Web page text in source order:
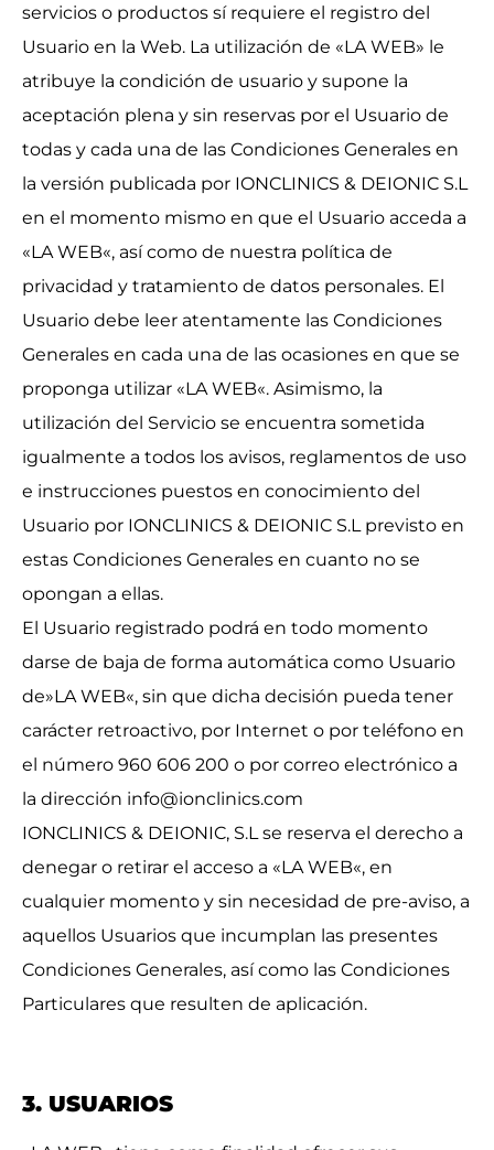
servicios o productos sí requiere el registro del
Usuario en la Web. La utilización de «LA WEB» le
atribuye la condición de usuario y supone la
aceptación plena y sin reservas por el Usuario de
todas y cada una de las Condiciones Generales en
la versión publicada por IONCLINICS & DEIONIC S.L
en el momento mismo en que el Usuario acceda a
«LA WEB«, así como de nuestra política de
privacidad y tratamiento de datos personales. El
Usuario debe leer atentamente las Condiciones
Generales en cada una de las ocasiones en que se
proponga utilizar «LA WEB«. Asimismo, la
utilización del Servicio se encuentra sometida
igualmente a todos los avisos, reglamentos de uso
e instrucciones puestos en conocimiento del
Usuario por IONCLINICS & DEIONIC S.L previsto en
estas Condiciones Generales en cuanto no se
opongan a ellas.
El Usuario registrado podrá en todo momento
darse de baja de forma automática como Usuario
de»LA WEB«, sin que dicha decisión pueda tener
carácter retroactivo, por Internet o por teléfono en
el número 960 606 200 o por correo electrónico a
la dirección info@ionclinics.com
IONCLINICS & DEIONIC, S.L se reserva el derecho a
denegar o retirar el acceso a «LA WEB«, en
cualquier momento y sin necesidad de pre-aviso, a
aquellos Usuarios que incumplan las presentes
Condiciones Generales, así como las Condiciones
Particulares que resulten de aplicación.
3. USUARIOS